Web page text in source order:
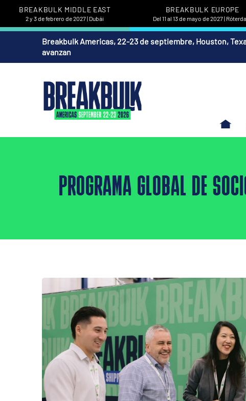
BREAKBULK MIDDLE EAST
2 y 3 de febrero de 2027 | Dubái
BREAKBULK EUROPE
Del 11 al 13 de mayo de 2027 |
Breakbulk Americas, 22-23 de septiembre, Houston,
avanzan
PROGRAMA GLOBAL DE